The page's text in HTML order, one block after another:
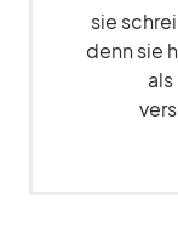
sie
denn sie